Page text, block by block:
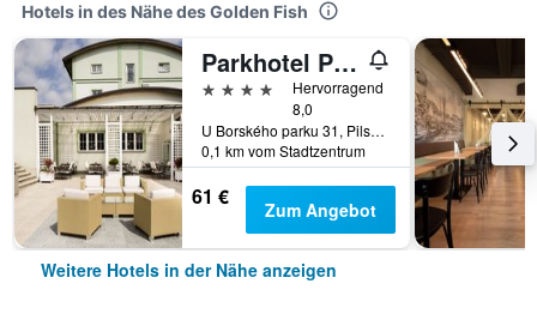
Hotels in des Nähe des Golden Fish
Parkhotel Plzen Congress Center
4 Sterne
Hervorragend
8,0
U Borského parku 31, Pilsen, Pilsner Region, Tschechien
0,1 km vom Stadtzentrum
61 € Zum Angebot
Weitere Hotels in der Nähe anzeigen